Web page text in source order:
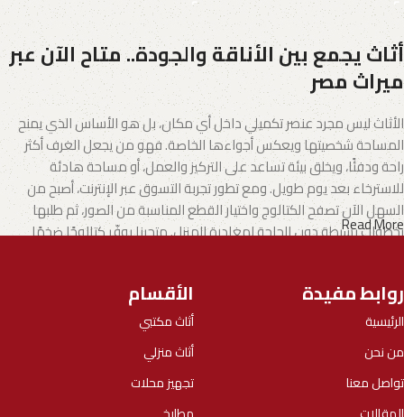
أثاث يجمع بين الأناقة والجودة.. متاح الآن عبر
ميراث مصر
الأثاث ليس مجرد عنصر تكميلي داخل أي مكان، بل هو الأساس الذي يمنح
المساحة شخصيتها ويعكس أجواءها الخاصة. فهو من يجعل الغرف أكثر
راحة ودفئًا، ويخلق بيئة تساعد على التركيز والعمل، أو مساحة هادئة
للاسترخاء بعد يوم طويل. ومع تطور تجربة التسوق عبر الإنترنت، أصبح من
السهل الآن تصفح الكتالوج واختيار القطع المناسبة من الصور، ثم طلبها
بخطوات بسيطة دون الحاجة لمغادرة المنزل. متجرنا يوفّر كتالوجًا ضخمًا
الأثاث.. فن يجمع بين الإبداع والجودة
تطورت صناعة الأثاث لتصبح مزيجًا من الفن والوظيفة، حيث يقدم المصنّعون
اليوم خيارات تلبي جميع الأذواق، بدءًا من الموديلات العملية الجاهزة وحتى
التصاميم الفريدة التي تحمل بصمة الحرفيين المبدعين.
Read More
روابط مفيدة
الرئيسية
من نحن
تواصل معنا
الأقسام
أثاث مكتبي
أثاث منزلي
تجهيز محلات